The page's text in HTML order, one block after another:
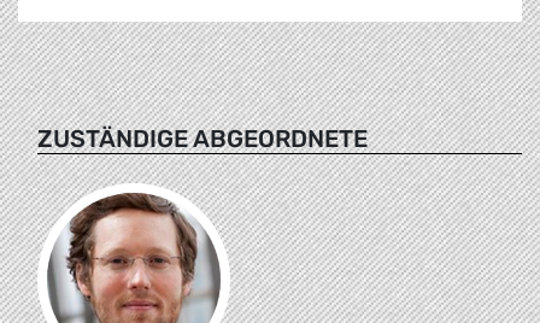
ZUSTÄNDIGE ABGEORDNETE